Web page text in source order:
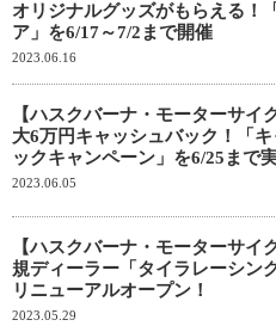
オリジナルグッズがもらえる！
ア」を6/17～7/2まで開催
2023.06.16
【ハスクバーナ・モーターサイ
大6万円キャッシュバック！「
ックキャンペーン」を6/25まで
2023.06.05
【ハスクバーナ・モーターサイ
規ディーラー「タイラレーシン
リニューアルオープン！
2023.05.29